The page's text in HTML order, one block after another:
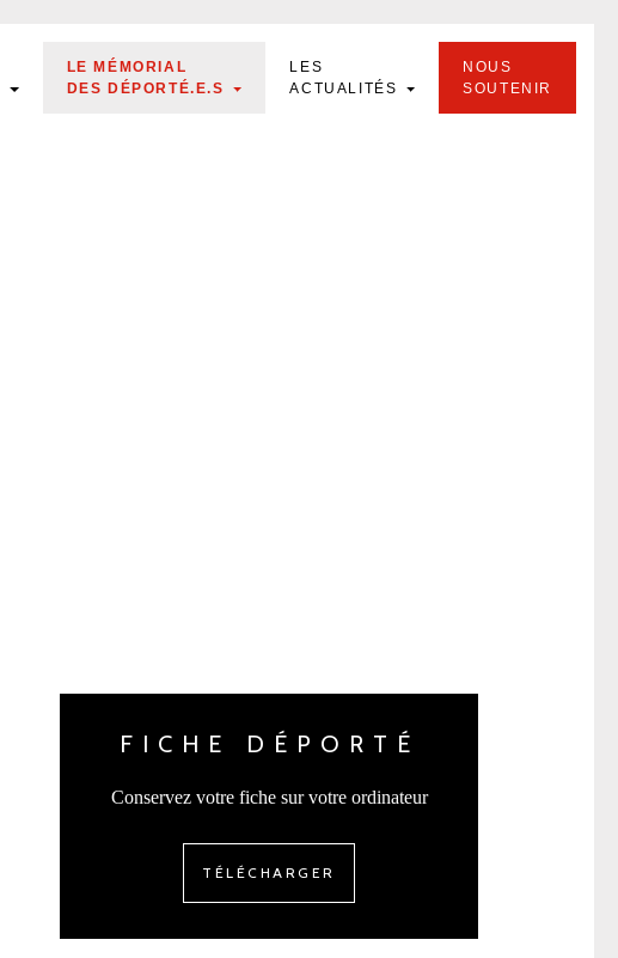
LE MÉMORIAL
DES DÉPORTÉ.E.S
LES
ACTUALITÉS
NOUS
SOUTENIR
FICHE DÉPORTÉ
Conservez votre fiche sur votre ordinateur
TÉLÉCHARGER